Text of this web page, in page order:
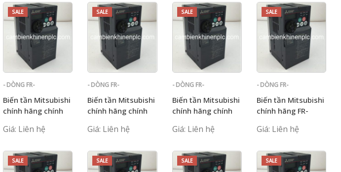
SALE
- DÒNG FR-
Biến tần Mitsubishi
chính hãng chính
Giá: Liên hệ
SALE
- DÒNG FR-
Biến tần Mitsubishi
chính hãng chính
Giá: Liên hệ
SALE
- DÒNG FR-
Biến tần Mitsubishi
chính hãng chính
Giá: Liên hệ
SALE
- DÒNG FR-
Biến tần Mitsubishi
chính hãng FR-
gốc
Giá: Liên hệ
SALE SALE SALE SALE